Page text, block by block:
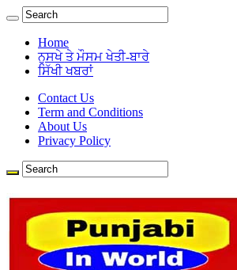
Home
ਨੁਸਖੇ ਤੇ ਮੌਸਮ ਖੇਤੀ-ਬਾਰੇ
ਸਿੱਖੀ ਖਬਰਾਂ
Contact Us
Term and Conditions
About Us
Privacy Policy